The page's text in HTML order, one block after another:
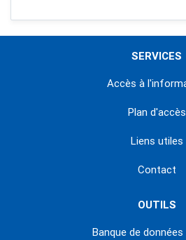
SERVICES
Accès à
Plan d'accès
Liens utiles
Contact
OUTILS
Banque de données